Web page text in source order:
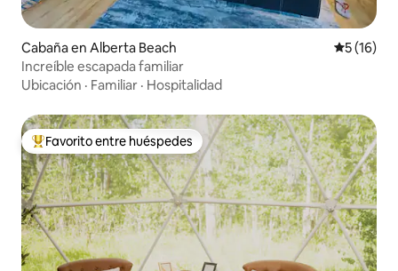
Cabaña en Alberta Beach
5 (16)
Increíble escapada familiar
Ubicación · Familiar · Hospitalidad
Favorito entre huéspedes preferido
Favorito entre huéspedes